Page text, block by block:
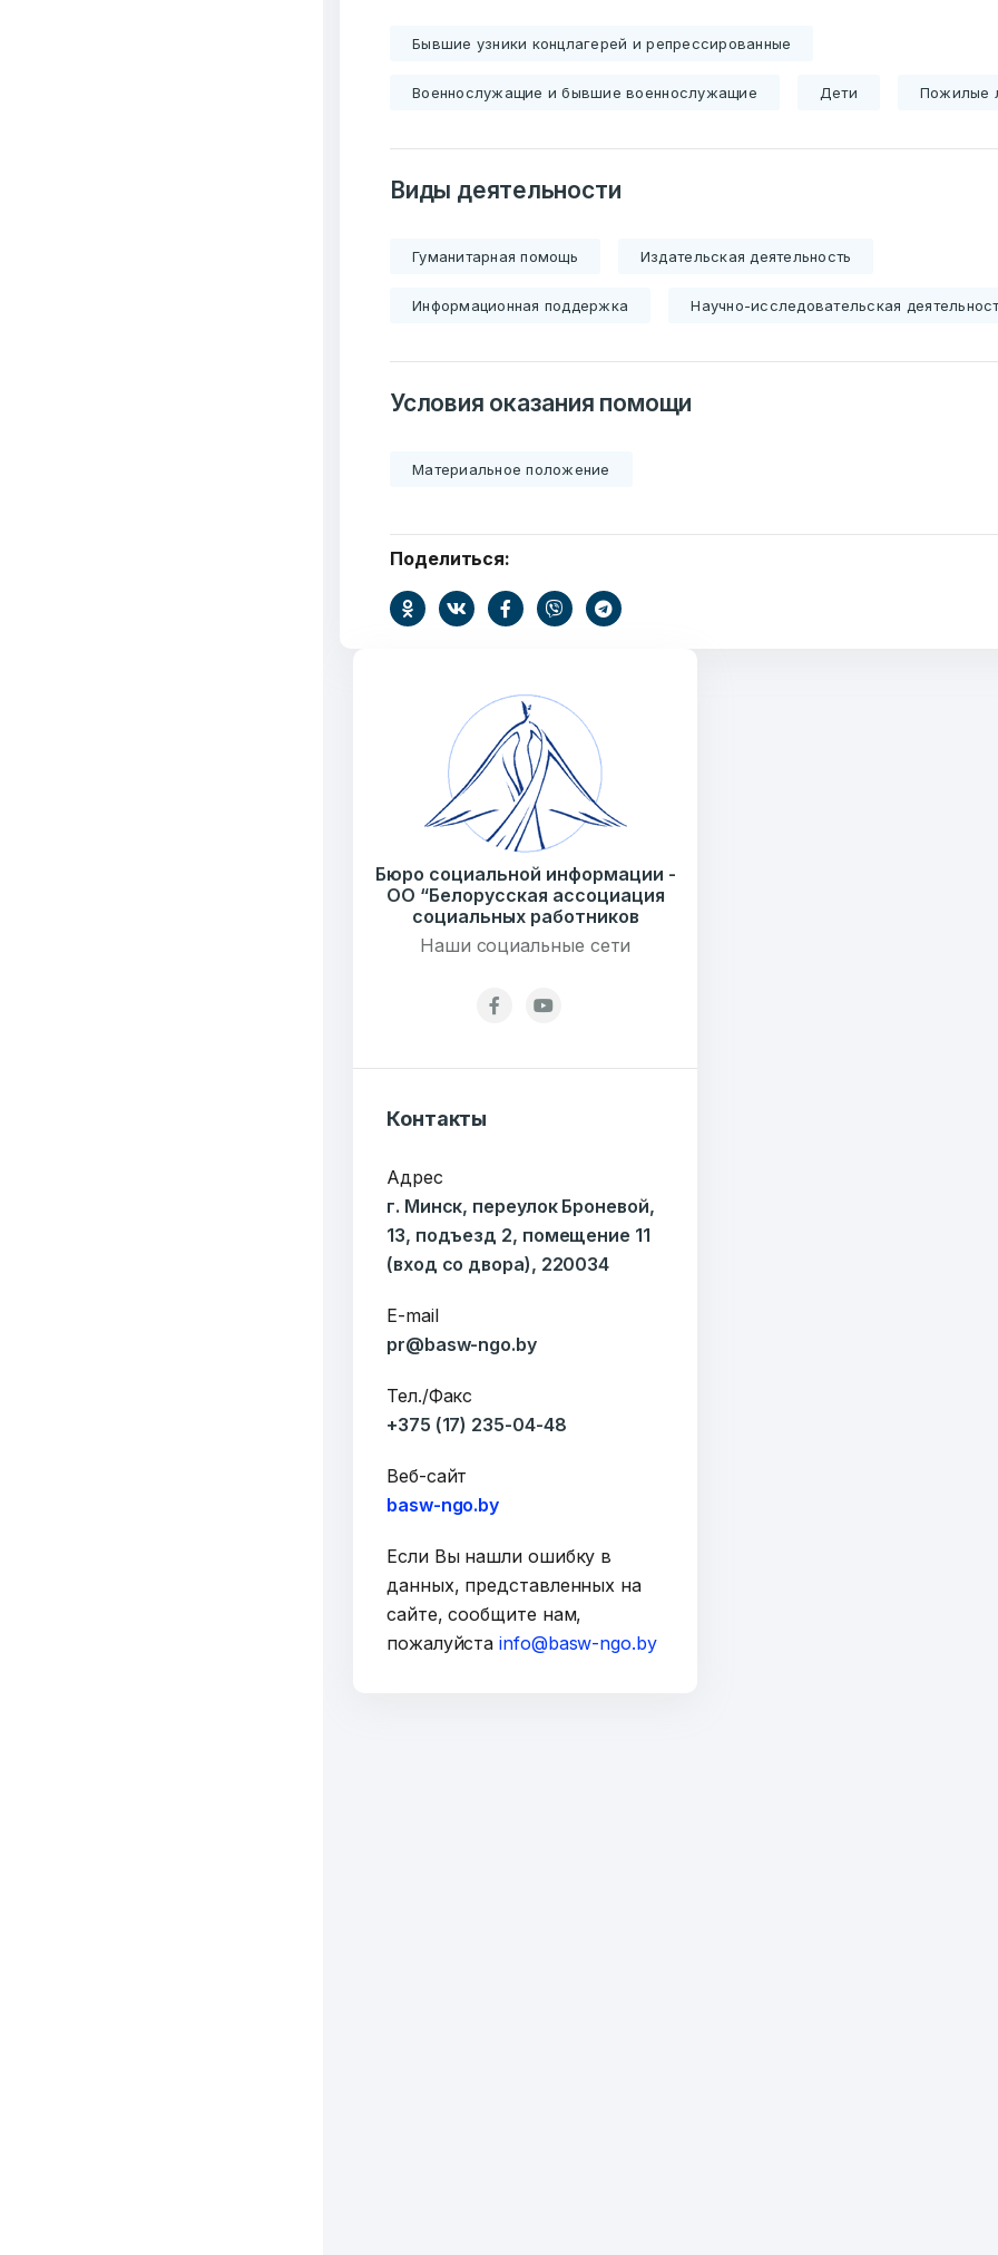
Добро
пожаловать
Подпишитесь:
7179
3062 12
Ваше имя
Сообщение
Бывшие узники концлагерей и репрессированные
Военнослужащие и бывшие военнослужащие Дети Пожилые
Виды деятельности
Гуманитарная помощь Издательская деятельность
Информационная поддержка Научно-исследовательская
Условия оказания помощи
Материальное положение
Поделиться:
Бюро социальной информации -
ОО “Белорусская ассоциация
социальных работников
Наши социальные сети
Контакты
Адрес
г. Минск, переулок Броневой,
13, подъезд 2, помещение 11
(вход со двора), 220034
E-mail
pr@basw-ngo.by
Тел./Факс
+375 (17) 235-04-48
Веб-сайт
basw-ngo.by
Если Вы нашли ошибку в
данных, представленных на
сайте, сообщите нам,
пожалуйстаinfo@basw-ngo.by